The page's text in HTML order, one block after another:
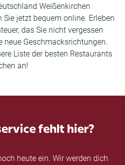
Weißenkirchen
jetzt bequem online. Erleben
das Sie nicht vergessen
neue Geschmacksrichtungen.
Liste der besten Restaurants
an!
fehlt hier?
heute ein. Wir werden dich